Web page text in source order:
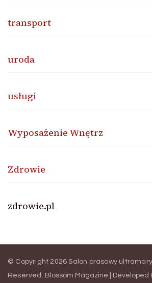
transport
uroda
usługi
Wyposażenie Wnętrz
Zdrowie
zdrowie.pl
© Copyright 2026Salon prasowy
Reserved. Blossom Magazine | Developed